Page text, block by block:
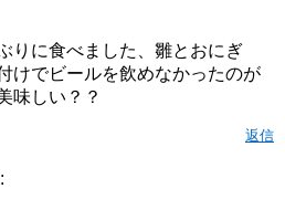
りに食べました、雛とおにぎ
けでビールを飲めなかったのが
味しい？？
返信